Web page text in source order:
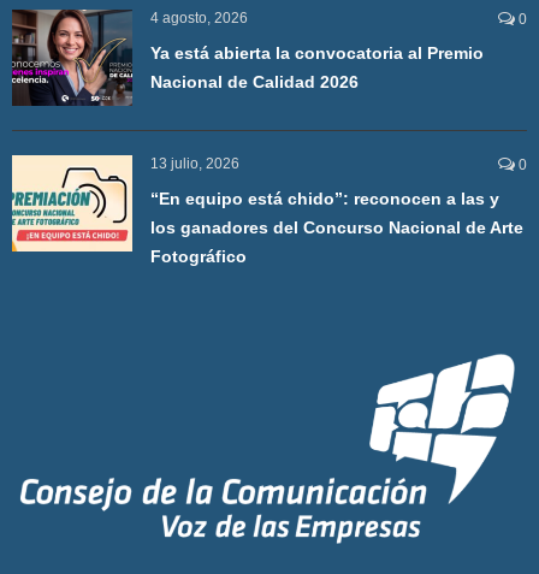
4 agosto, 2026 0
Ya está abierta la convocatoria al Premio
Nacional de Calidad 2026
13 julio, 2026 0
“En equipo está chido”: reconocen a las y
los ganadores del Concurso Nacional de Arte
Fotográfico